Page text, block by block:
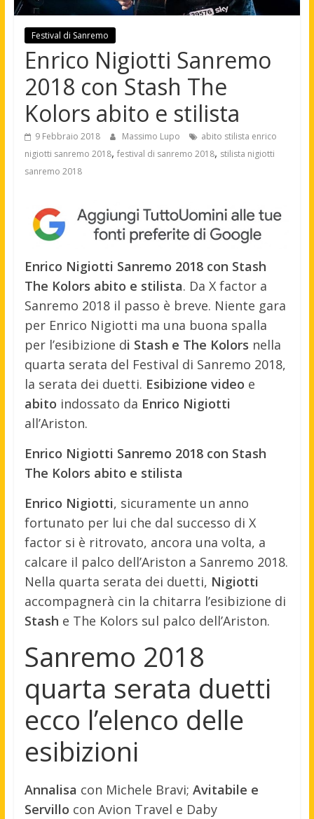
Festival di Sanremo
Enrico Nigiotti Sanremo
2018 con Stash The
Kolors abito e stilista
9 Febbraio 2018 Massimo Lupo
abito stilista enrico
nigiotti sanremo 2018, festival di sanremo 2018, stilista nigiotti
sanremo 2018
Enrico Nigiotti Sanremo 2018 con Stash
The Kolors abito e stilista. Da X factor a
Sanremo 2018 il passo è breve. Niente gara
per Enrico Nigiotti ma una buona spalla
per l’esibizione di Stash e The Kolors nella
quarta serata del Festival di Sanremo 2018,
la serata dei duetti. Esibizione video e
abito indossato da Enrico Nigiotti
all’Ariston.
Enrico Nigiotti Sanremo 2018 con Stash
The Kolors abito e stilista
Enrico Nigiotti, sicuramente un anno
fortunato per lui che dal successo di X
factor si è ritrovato, ancora una volta, a
calcare il palco dell’Ariston a Sanremo 2018.
Nella quarta serata dei duetti, Nigiotti
accompagnerà cin la chitarra l’esibizione di
Stash e The Kolors sul palco dell’Ariston.
Sanremo 2018
quarta serata duetti
ecco l’elenco delle
esibizioni
Annalisa con Michele Bravi; Avitabile e
Servillo con Avion Travel e Daby